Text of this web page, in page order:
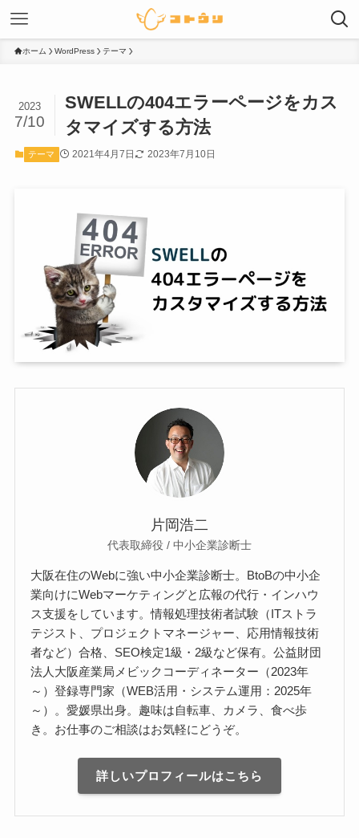
ホーム WordPress テーマ
SWELLの404エラーページをカス
タマイズする方法
2023
7/10
テーマ 2021年4月7日 2023年7月10日
片岡浩二
代表取締役 / 中小企業診断士
大阪在住のWebに強い中小企業診断士。BtoBの中小企
業向けにWebマーケティングと広報の代行・インハウ
ス支援をしています。情報処理技術者試験（ITストラ
テジスト、プロジェクトマネージャー、応用情報技術
者など）合格、SEO検定1級・2級など保有。公益財団
法人大阪産業局メビックコーディネーター（2023年
～）登録専門家（WEB活用・システム運用：2025年
～）。愛媛県出身。趣味は自転車、カメラ、食べ歩
き。お仕事のご相談はお気軽にどうぞ。
詳しいプロフィールはこちら